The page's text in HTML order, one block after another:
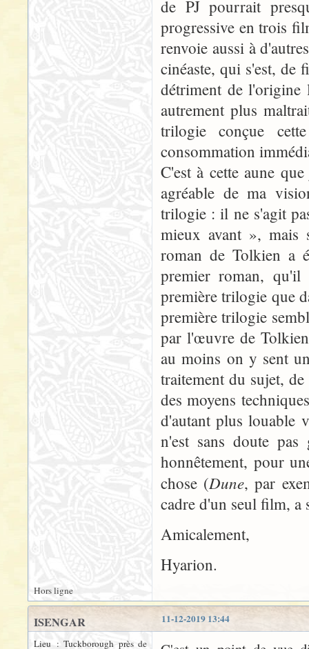
de PJ pourrait
progressive en trois
renvoie aussi à
cinéaste, qui s'est,
détriment de l'origine
autrement plus
trilogie conçue
consommation
C'est à cette aune
agréable de ma
trilogie : il ne s'agit
mieux avant », mais
roman de Tolkien a
premier roman,
première trilogie que
première trilogie
par l'œuvre de
au moins on y sent
traitement du sujet,
des moyens
d'autant plus louable
n'est sans doute
honnêtement, pour
chose (Dune, par
cadre d'un seul film, a
Amicalement,
Hyarion.
Hors ligne
11-12-2019 13:44
ISENGAR
Lieu : Tuckborough près de